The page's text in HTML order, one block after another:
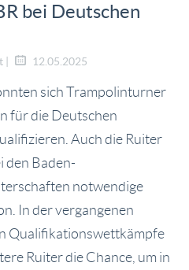
bei Deutschen
| 12.05.2025
sich Trampolinturner
für die Deutschen
Auch die Ruiter
den Baden-
notwendige
In der vergangenen
Qualifikationswettkämpfe
Ruiter die Chance, um in